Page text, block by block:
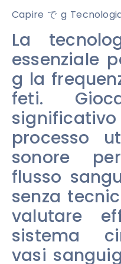
Capire で g
La
essenziale
g la
feti.
processo
sonore
flusso
senza
valutare
sistema
vasi